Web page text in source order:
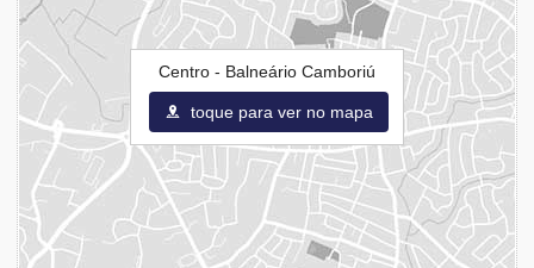
Centro - Balneário Camboriú
toque para ver no mapa